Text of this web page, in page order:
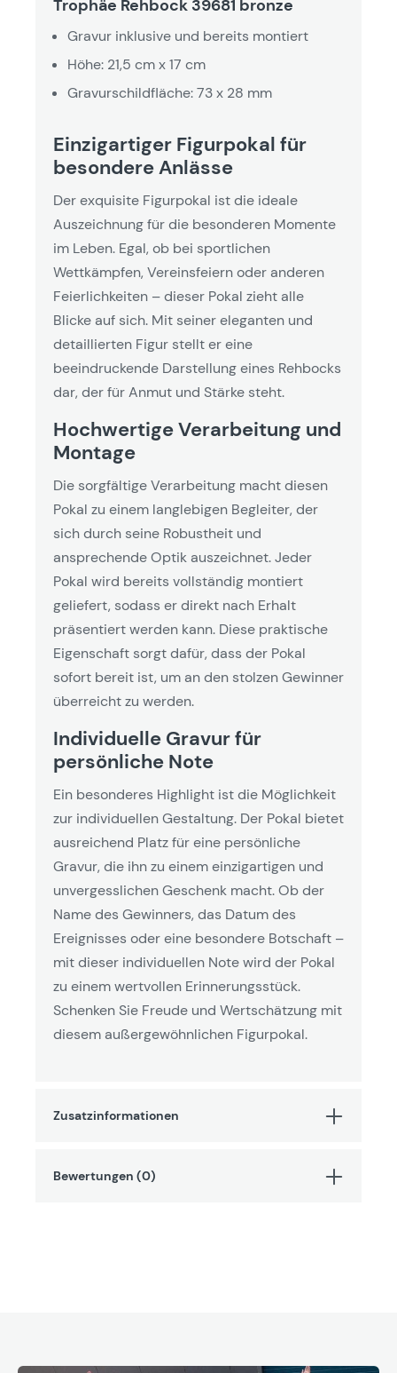
Trophäe Rehbock 39681 bronze
Gravur inklusive und bereits montiert
Höhe: 21,5 cm x 17 cm
Gravurschildfläche: 73 x 28 mm
Einzigartiger Figurpokal für
besondere Anlässe
Der exquisite Figurpokal ist die ideale
Auszeichnung für die besonderen Momente
im Leben. Egal, ob bei sportlichen
Wettkämpfen, Vereinsfeiern oder anderen
Feierlichkeiten – dieser Pokal zieht alle
Blicke auf sich. Mit seiner eleganten und
detaillierten Figur stellt er eine
beeindruckende Darstellung eines Rehbocks
dar, der für Anmut und Stärke steht.
Hochwertige Verarbeitung und
Montage
Die sorgfältige Verarbeitung macht diesen
Pokal zu einem langlebigen Begleiter, der
sich durch seine Robustheit und
ansprechende Optik auszeichnet. Jeder
Pokal wird bereits vollständig montiert
geliefert, sodass er direkt nach Erhalt
präsentiert werden kann. Diese praktische
Eigenschaft sorgt dafür, dass der Pokal
sofort bereit ist, um an den stolzen Gewinner
überreicht zu werden.
Individuelle Gravur für
persönliche Note
Ein besonderes Highlight ist die Möglichkeit
zur individuellen Gestaltung. Der Pokal bietet
ausreichend Platz für eine persönliche
Gravur, die ihn zu einem einzigartigen und
unvergesslichen Geschenk macht. Ob der
Name des Gewinners, das Datum des
Ereignisses oder eine besondere Botschaft –
mit dieser individuellen Note wird der Pokal
zu einem wertvollen Erinnerungsstück.
Schenken Sie Freude und Wertschätzung mit
diesem außergewöhnlichen Figurpokal.
Zusatzinformationen
Bewertungen (0)